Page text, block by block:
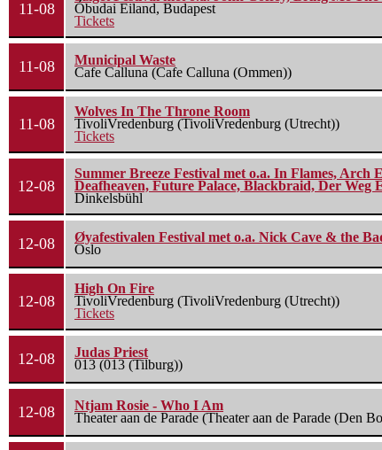
11-08
Óbudai Eiland, Budapest
Tickets
11-08
Municipal Waste
Cafe Calluna (Cafe Calluna (Ommen))
11-08
Wolves In The Throne Room
TivoliVredenburg (TivoliVredenburg (Utrecht))
Tickets
12-08
Summer Breeze Festival met o.a. In Flames,
Deafheaven, Future Palace, Blackbraid, Der
Dinkelsbühl
12-08
Øyafestivalen Festival met o.a. Nick Cave & the
Oslo
12-08
High On Fire
TivoliVredenburg (TivoliVredenburg (Utrecht))
Tickets
12-08
Judas Priest
013 (013 (Tilburg))
12-08
Ntjam Rosie - Who I Am
Theater aan de Parade (Theater aan de Parade (Den